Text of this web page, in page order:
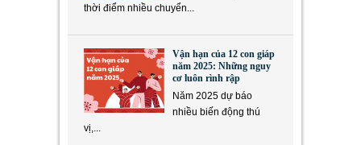
thời điểm nhiều chuyển...
Vận hạn của 12 con giáp
năm 2025: Những nguy
cơ luôn rình rập
Năm 2025 dự báo
nhiều biến động thú
vị,...